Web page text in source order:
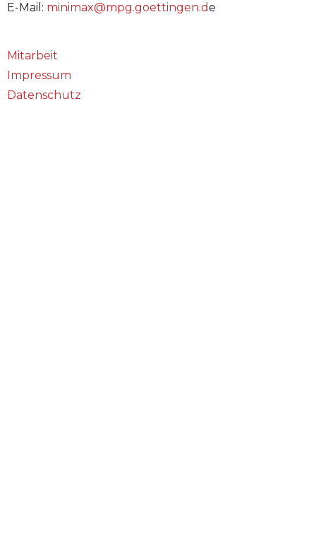
E-Mail: minimax@mpg.goettingen.de
Mitarbeit
Impressum
Datenschutz